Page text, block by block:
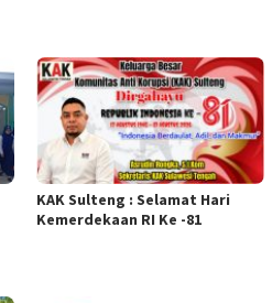
KAK Sulteng : Selamat Hari
Kemerdekaan RI Ke -81